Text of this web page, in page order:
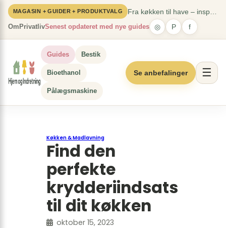
Spring
indhold
MAGASIN + GUIDER + PRODUKTVALG
Om PrivatlivSenest opdateret med nye guides ◎ P f
Guides Bestik
Bioethanol
Pålægsmaskine
Se anbefalinger ☰
Køkken & Madlavning
Find den
perfekte
krydderiindsats
til dit køkken
oktober 15, 2023